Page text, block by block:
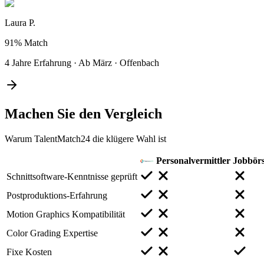
Laura P.
91% Match
4 Jahre Erfahrung · Ab März · Offenbach
Machen Sie den Vergleich
Warum TalentMatch24 die klügere Wahl ist
Personalvermittler
Schnittsoftware-Kenntnisse geprüft
Postproduktions-Erfahrung
Motion Graphics Kompatibilität
Color Grading Expertise
Fixe Kosten